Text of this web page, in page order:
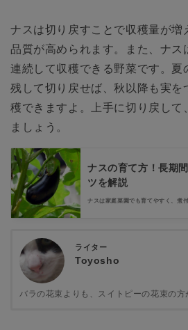
ナスは切り戻すことで収穫量が増
品質が高められます。また、ナス
連続して収穫できる野菜です。夏
残して切り戻せば、秋以降も実を
穫できますよ。上手に切り戻して
ましょう。
ナスの育て方！長期
ツを解説
ナスは家庭菜園でも育てやすく、煮
ライター
Toyosho
バラの花束よりも、スイトピーの花束の方